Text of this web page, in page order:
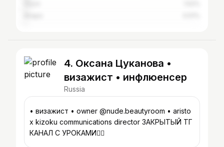
4. Оксана Цуканова •
визажист • инфлюенсер
Russia
• визажист • owner @nude.beautyroom • aristo
x kizoku communications director ЗАКРЫТЫЙ ТГ
КАНАЛ С УРОКАМИ👇🏼